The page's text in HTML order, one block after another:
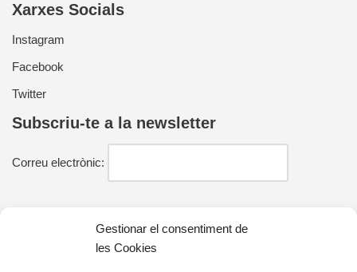
Gestionar el consentiment de
les Cookies
Xarxes Socials
Instagram
Facebook
Twitter
Subscriu-te a la newsletter
Correu electrònic: